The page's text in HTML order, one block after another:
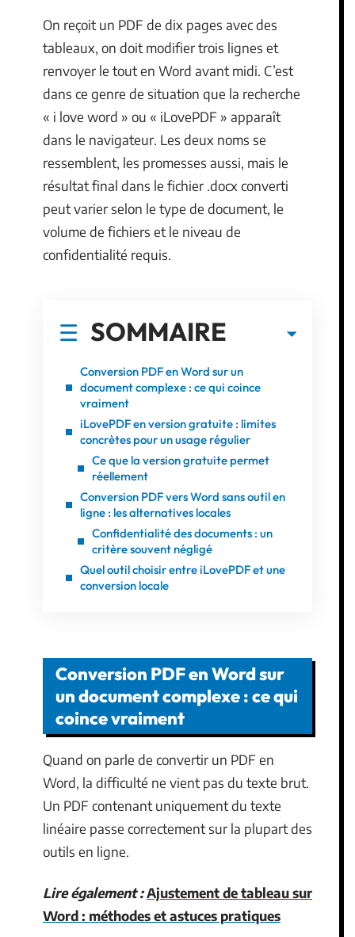
On reçoit un PDF de dix pages avec des
tableaux, on doit modifier trois lignes et
renvoyer le tout en Word avant midi. C’est
dans ce genre de situation que la recherche
« i love word » ou « iLovePDF » apparaît
dans le navigateur. Les deux noms se
ressemblent, les promesses aussi, mais le
résultat final dans le fichier .docx converti
peut varier selon le type de document, le
volume de fichiers et le niveau de
confidentialité requis.
SOMMAIRE
Conversion PDF en Word sur un
document complexe : ce qui coince
vraiment
iLovePDF en version gratuite : limites
concrètes pour un usage régulier
Ce que la version gratuite permet
réellement
Conversion PDF vers Word sans outil en
ligne : les alternatives locales
Confidentialité des documents : un
critère souvent négligé
Quel outil choisir entre iLovePDF et une
conversion locale
Conversion PDF en Word sur
un document complexe : ce qui
coince vraiment
Quand on parle de convertir un PDF en
Word, la difficulté ne vient pas du texte brut.
Un PDF contenant uniquement du texte
linéaire passe correctement sur la plupart des
outils en ligne.
Lire également :Ajustement de tableau sur
Word : méthodes et astuces pratiques